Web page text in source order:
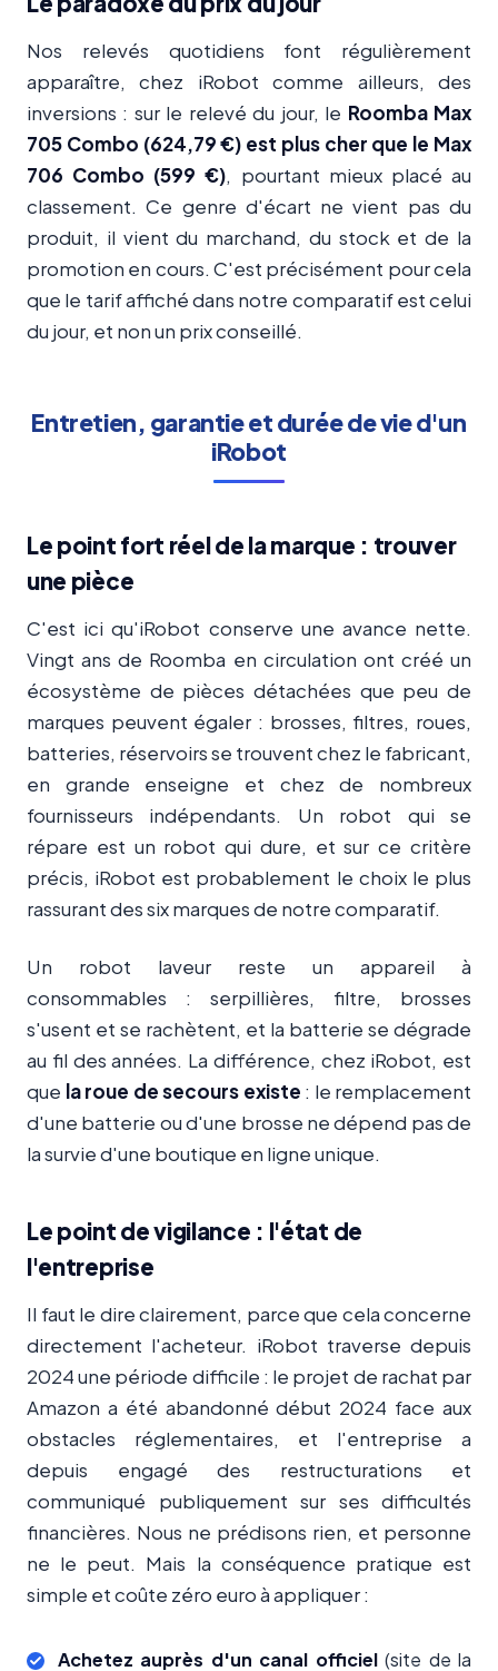
Nos relevés quotidiens font régulièrement
apparaître, chez iRobot comme ailleurs, des
inversions : sur le relevé du jour, le Roomba Max
705 Combo (624,79 €) est plus cher que le Max
706 Combo (599 €), pourtant mieux placé au
classement. Ce genre d'écart ne vient pas du
produit, il vient du marchand, du stock et de la
promotion en cours. C'est précisément pour cela
que le tarif affiché dans notre comparatif est celui
du jour, et non un prix conseillé.
Entretien, garantie et durée de vie d'un
iRobot
Le point fort réel de la marque : trouver
une pièce
C'est ici qu'iRobot conserve une avance nette.
Vingt ans de Roomba en circulation ont créé un
écosystème de pièces détachées que peu de
marques peuvent égaler : brosses, filtres, roues,
batteries, réservoirs se trouvent chez le fabricant,
en grande enseigne et chez de nombreux
fournisseurs indépendants. Un robot qui se
répare est un robot qui dure, et sur ce critère
précis, iRobot est probablement le choix le plus
rassurant des six marques de notre comparatif.
Un robot laveur reste un appareil à
consommables : serpillières, filtre, brosses
s'usent et se rachètent, et la batterie se dégrade
au fil des années. La différence, chez iRobot, est
que la roue de secours existe : le remplacement
d'une batterie ou d'une brosse ne dépend pas de
la survie d'une boutique en ligne unique.
Le point de vigilance : l'état de
l'entreprise
Il faut le dire clairement, parce que cela concerne
directement l'acheteur. iRobot traverse depuis
2024 une période difficile : le projet de rachat par
Amazon a été abandonné début 2024 face aux
obstacles réglementaires, et l'entreprise a
depuis engagé des restructurations et
communiqué publiquement sur ses difficultés
financières. Nous ne prédisons rien, et personne
ne le peut. Mais la conséquence pratique est
simple et coûte zéro euro à appliquer :
Achetez auprès d'un canal officiel(site de la